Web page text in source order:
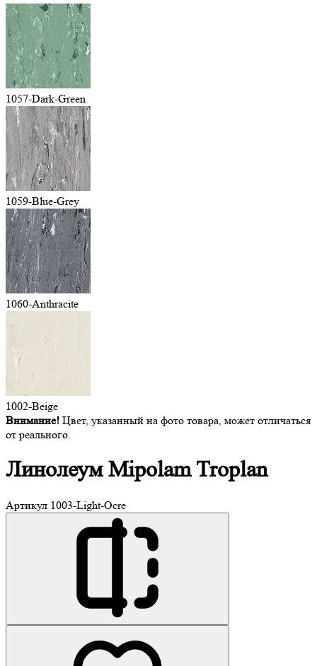
1057-Dark-Green
1059-Blue-Grey
1060-Anthracite
1002-Beige
Внимание! Цвет, указанный на фото товара, может отличаться
от реального.
ЛинолеумMipolam Troplan
Артикул 1003-Light-Ocre